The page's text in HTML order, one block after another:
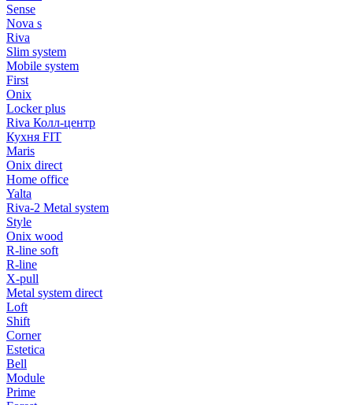
Sense
Nova s
Riva
Slim system
Mobile system
First
Onix
Locker plus
Riva Колл-центр
Кухня FIT
Maris
Onix direct
Home office
Yalta
Riva-2 Metal system
Style
Onix wood
R-line soft
R-line
X-pull
Metal system direct
Loft
Shift
Corner
Estetica
Bell
Module
Prime